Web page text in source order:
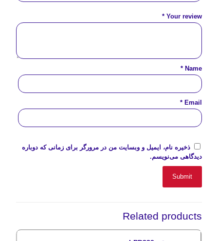
Your review
*
Name
*
Email
*
ذخیره نام، ایمیل و وبسایت من در مرورگر برای زمانی که دوباره
دیدگاهی می‌نویسم.
Related products